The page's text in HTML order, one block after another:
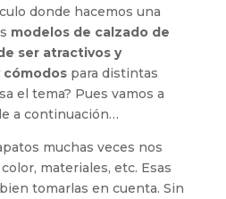
donde hacemos una
modelos de calzado de
ser atractivos y
cómodospara distintas
el tema? Pues vamos a
a continuación…
muchas veces nos
materiales, etc. Esas
tomarlas en cuenta. Sin